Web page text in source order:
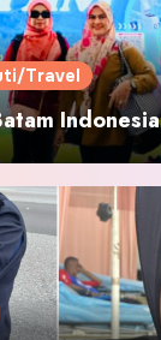
Travel
Indonesia